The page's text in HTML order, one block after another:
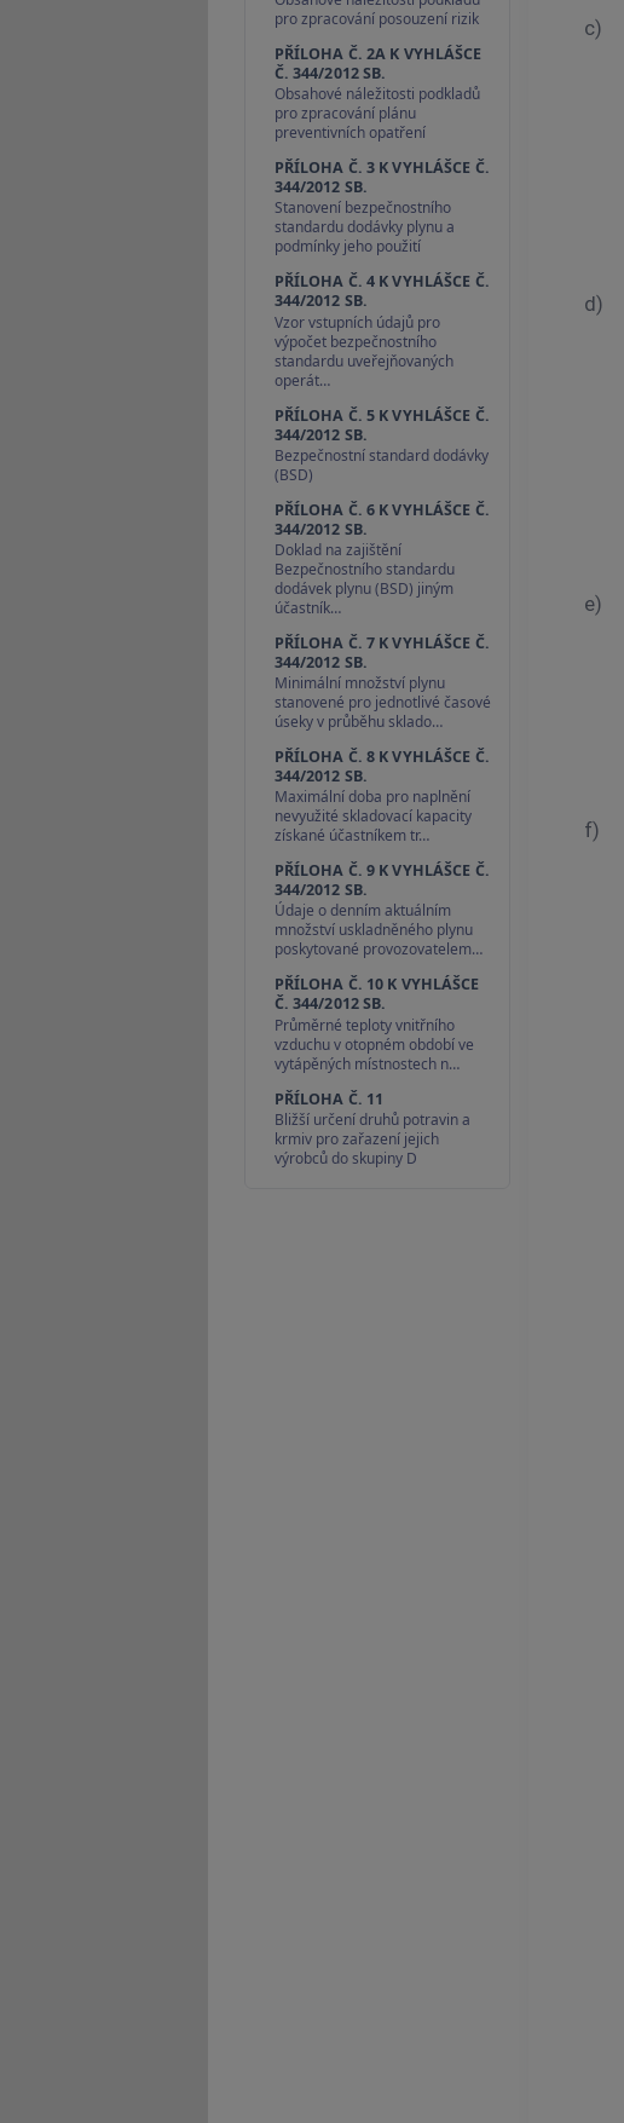
pro zpracování posouzení rizik
PŘÍLOHA Č. 2A K VYHLÁŠCE
Č. 344/2012 SB.
Obsahové náležitosti podkladů
pro zpracování plánu
preventivních opatření
PŘÍLOHA Č. 3 K VYHLÁŠCE Č.
344/2012 SB.
Stanovení bezpečnostního
standardu dodávky plynu a
podmínky jeho použití
PŘÍLOHA Č. 4 K VYHLÁŠCE Č.
344/2012 SB.
Vzor vstupních údajů pro
výpočet bezpečnostního
standardu uveřejňovaných
operát…
PŘÍLOHA Č. 5 K VYHLÁŠCE Č.
344/2012 SB.
Bezpečnostní standard dodávky
(BSD)
PŘÍLOHA Č. 6 K VYHLÁŠCE Č.
344/2012 SB.
Doklad na zajištění
Bezpečnostního standardu
dodávek plynu (BSD) jiným
účastník…
PŘÍLOHA Č. 7 K VYHLÁŠCE Č.
344/2012 SB.
Minimální množství plynu
stanovené pro jednotlivé časové
úseky v průběhu sklado…
PŘÍLOHA Č. 8 K VYHLÁŠCE Č.
344/2012 SB.
Maximální doba pro naplnění
nevyužité skladovací kapacity
získané účastníkem tr…
PŘÍLOHA Č. 9 K VYHLÁŠCE Č.
344/2012 SB.
Údaje o denním aktuálním
množství uskladněného plynu
poskytované provozovatelem…
PŘÍLOHA Č. 10 K VYHLÁŠCE
Č. 344/2012 SB.
Průměrné teploty vnitřního
vzduchu v otopném období ve
vytápěných místnostech n…
PŘÍLOHA Č. 11
Bližší určení druhů potravin a
krmiv pro zařazení jejich
výrobců do skupiny D
c)
d)
e)
f)